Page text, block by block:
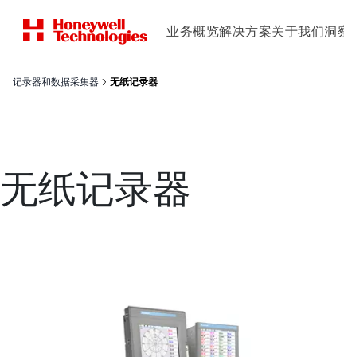
业务概览解决方案关于我们洞
记录器和数据采集器 无纸记录器
无纸记录器